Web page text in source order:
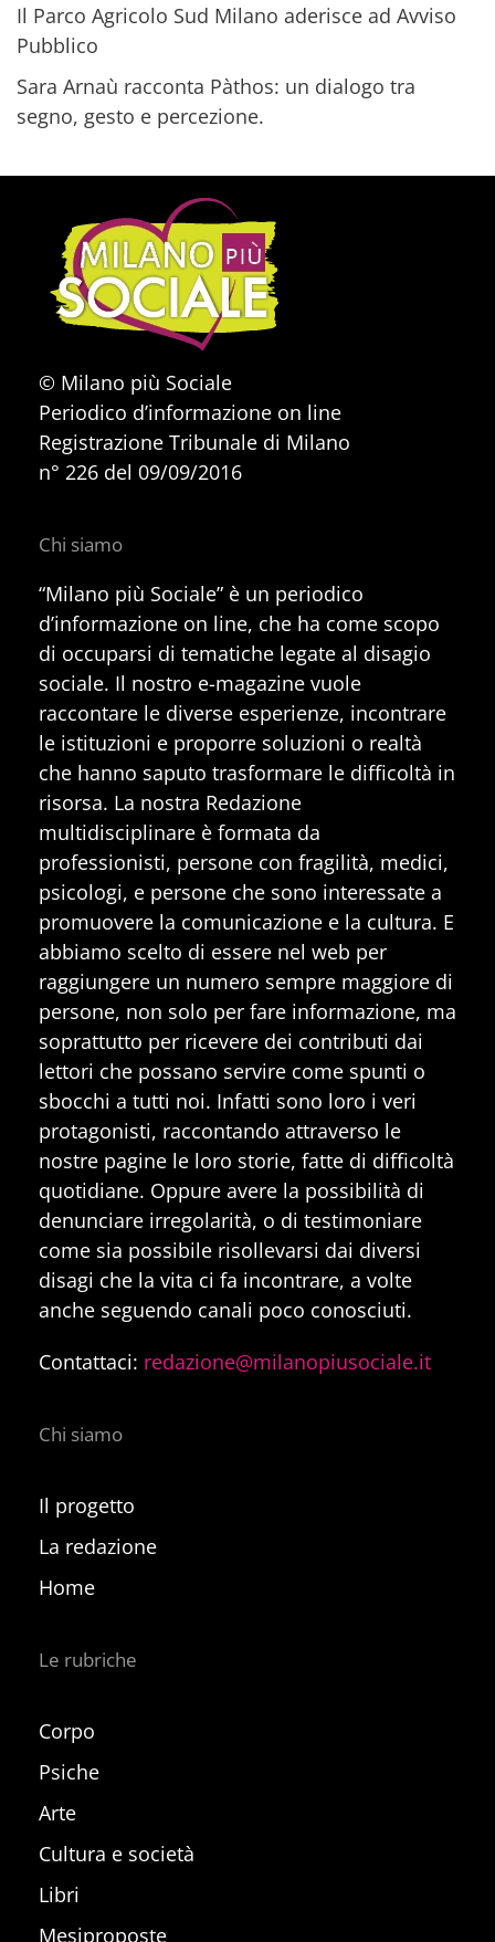
Il Parco Agricolo Sud Milano aderisce ad Avviso
Pubblico
Sara Arnaù racconta Pàthos: un dialogo tra
segno, gesto e percezione.
© Milano più Sociale
Periodico d’informazione on line
Registrazione Tribunale di Milano
n° 226 del 09/09/2016
Chi siamo
“Milano più Sociale” è un periodico
d’informazione on line, che ha come scopo
di occuparsi di tematiche legate al disagio
sociale. Il nostro e-magazine vuole
raccontare le diverse esperienze, incontrare
le istituzioni e proporre soluzioni o realtà
che hanno saputo trasformare le difficoltà in
risorsa. La nostra Redazione
multidisciplinare è formata da
professionisti, persone con fragilità, medici,
psicologi, e persone che sono interessate a
promuovere la comunicazione e la cultura. E
abbiamo scelto di essere nel web per
raggiungere un numero sempre maggiore di
persone, non solo per fare informazione, ma
soprattutto per ricevere dei contributi dai
lettori che possano servire come spunti o
sbocchi a tutti noi. Infatti sono loro i veri
protagonisti, raccontando attraverso le
nostre pagine le loro storie, fatte di difficoltà
quotidiane. Oppure avere la possibilità di
denunciare irregolarità, o di testimoniare
come sia possibile risollevarsi dai diversi
disagi che la vita ci fa incontrare, a volte
anche seguendo canali poco conosciuti.
Contattaci: redazione@milanopiusociale.it
Chi siamo
Il progetto
La redazione
Home
Le rubriche
Corpo
Psiche
Arte
Cultura e società
Libri
Mesiproposte